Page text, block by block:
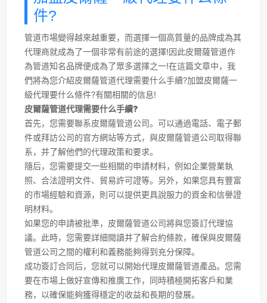
件?
管道市場變得越來越重要，而選擇一個高質量的品牌成為其
代理商就成為了一個非常有前途的選擇!因此皮爾薩管道作
為管道知名品牌便成為了眾多選擇之一!在這篇文章中，我
們將為您介紹皮爾薩管道代理需要什么手續?加盟皮爾薩一
級代理要什么條件?有關相關的信息!
皮爾薩管道代理需要什么手續?
首先，您需要聯系皮爾薩管道公司。可以通過電話、電子郵
件或拜訪公司的官方網站等方式，與皮爾薩管道公司取得聯
系，并了解他們的代理政策和要求。
隨后，您需要提交一些相關的申請材料，例如企業營業執
照、合法證明文件、貿易許可證等。另外，如果您具有豐富
的市場經驗和資源，則可以提供更具說服力的資金和信譽證
明材料。
如果您的申請被批準，皮爾薩管道公司將與您簽訂代理協
議。此時，您需要詳細閱讀并了解合約條款，確保與皮爾薩
管道公司之間的權利和義務能夠得到充分保障。
成功簽訂合同后，您就可以開始代理皮爾薩管道產品。您需
要在市場上做好宣傳和推廣工作，同時積極開拓客戶和業
務，以確保能夠獲得穩定的收益和長期的發展。